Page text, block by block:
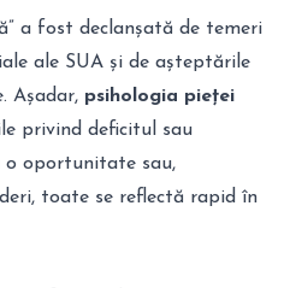
a fost declanșată de temeri
ale SUA și de așteptările
Așadar, psihologia pieței
privind deficitul sau
o oportunitate sau,
toate se reflectă rapid în